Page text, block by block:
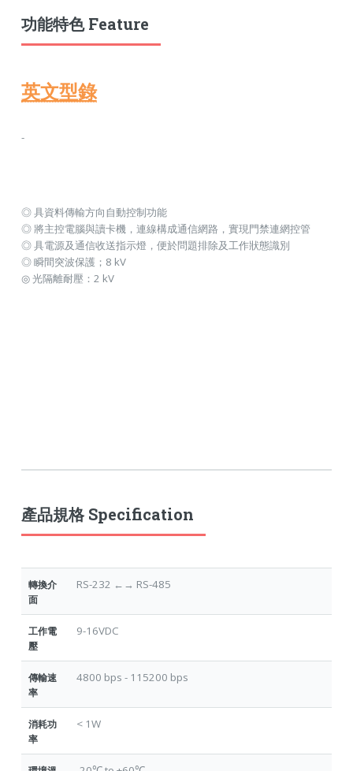
功能特色 Feature
英文型錄
-
◎ 具資料傳輸方向自動控制功能
◎ 將主控電腦與讀卡機，連線構成通信網路，實現門禁連網控管
◎ 具電源及通信收送指示燈，便於問題排除及工作狀態識別
◎ 瞬間突波保護；8 kV
◎ 光隔離耐壓：2 kV
產品規格 Specification
轉換介
面
RS-232 ←→ RS-485
工作電
壓
9-16VDC
傳輸速
率
4800 bps - 115200 bps
消耗功
率
< 1W